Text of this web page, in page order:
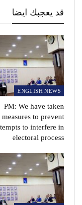
قد يعجبك ايضا
ENGLISH NEWS
PM: We have taken
measures to prevent
to interfere in
electoral process